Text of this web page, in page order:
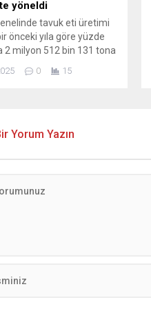
yöneldi
tavuk eti üretimi
önceki yıla göre yüzde
2 milyon 512 bin 131 tona
0 15
Yorum Yazın